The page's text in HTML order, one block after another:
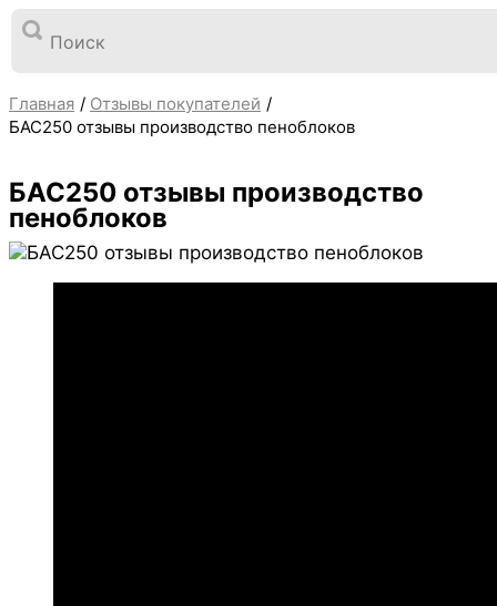
Перейти
Главная
Отзывы покупателей
БАС250 отзывы производство пеноблоков
БАС250 отзывы производство
пеноблоков